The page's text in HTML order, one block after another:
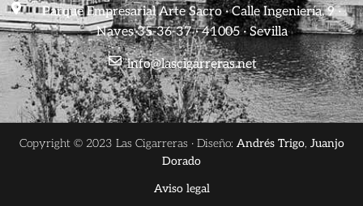
Parque Empresarial Arte Sacro · Calle Ingeniería, 9 ·
Naves 35-36-37 · 41005 · Sevilla
info@lascigarreras.net
Copyright © 2023 Las Cigarreras · Diseño: Andrés Trigo, Juanjo
Dorado
Aviso legal